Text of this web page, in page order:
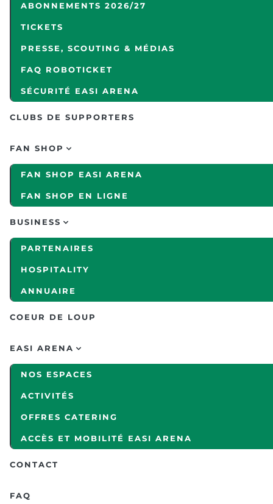
ABONNEMENTS 2026/27
TICKETS
PRESSE, SCOUTING & MÉDIAS
FAQ ROBOTICKET
SÉCURITÉ EASI ARENA
CLUBS DE SUPPORTERS
FAN SHOP
FAN SHOP EASI ARENA
FAN SHOP EN LIGNE
BUSINESS
PARTENAIRES
HOSPITALITY
ANNUAIRE
COEUR DE LOUP
EASI ARENA
NOS ESPACES
ACTIVITÉS
OFFRES CATERING
ACCÈS ET MOBILITÉ EASI ARENA
CONTACT
FAQ